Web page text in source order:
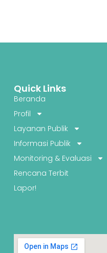
Quick Links
Beranda
Profil
Layanan Publik
Informasi Publik
Monitoring & Evaluasi
Rencana Terbit
Lapor!